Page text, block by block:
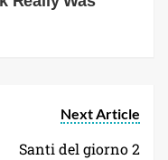
Next Article
Santi del giorno 2